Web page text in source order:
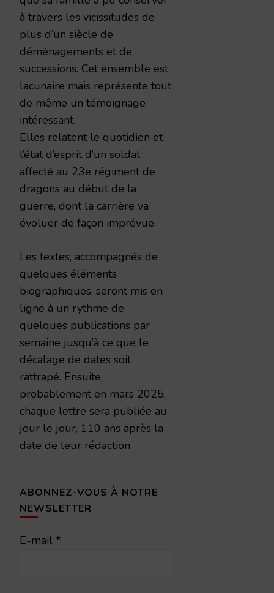
à travers les vicissitudes de
plus d’un siècle de
déménagements et de
successions. Cet ensemble est
lacunaire mais représente tout
de même un témoignage
intéressant.
Elles relatent le quotidien et
l’état d’esprit d’un soldat
affecté au 23e régiment de
dragons au début de la
guerre, dont la carrière va
évoluer de façon imprévue.
Les textes, accompagnés de
quelques éléments
biographiques, seront mis en
ligne à un rythme de
quelques publications par
semaine jusqu’à ce que le
décalage de dates soit
rattrapé. Ensuite,
probablement en mars 2025,
chaque lettre sera publiée au
jour le jour, 110 ans après la
date de leur rédaction.
ABONNEZ-VOUS À NOTRE
NEWSLETTER
E-mail *